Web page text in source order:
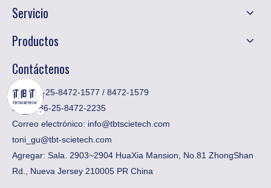
Servicio
Productos
Contáctenos
Tel: +86-25-8472-1577 / 8472-1579
Fax:
​+ 86-25-8472-2235
Correo electrónico: info@tbtscietech.com
toni_gu@tbt-scietech.com
Agregar: Sala. 2903~2904 HuaXia Mansion, No.81 ZhongShan
Rd., Nueva Jersey 210005 PR China